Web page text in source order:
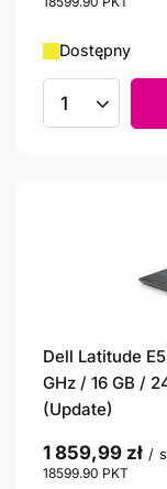
Dostępny
Ilość
Dell Latitude
GHz / 16 GB /
(Update)
1 859,99 zł /
18599.90 PKT